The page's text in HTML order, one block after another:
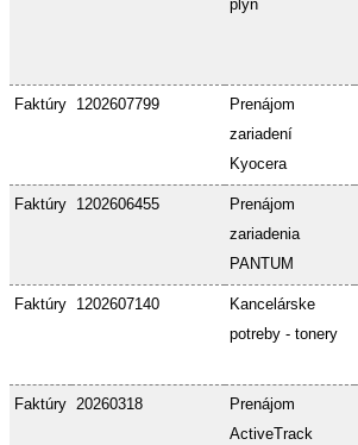
plyn
Faktúry 1202607799
Prenájom
zariadení
Kyocera
Faktúry 1202606455
Prenájom
zariadenia
PANTUM
Faktúry 1202607140
Kancelárske
potreby - tonery
Faktúry 20260318
Prenájom
ActiveTrack